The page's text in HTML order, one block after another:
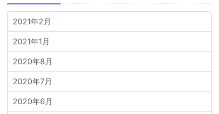
2021年2月
2021年1月
2020年8月
2020年7月
2020年6月